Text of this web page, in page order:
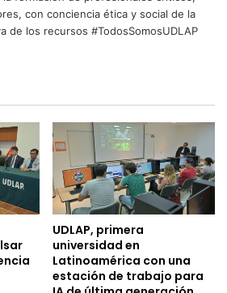
con conciencia ética y social de la
de los recursos #TodosSomosUDLAP
UDLAP, primera
universidad en
Latinoamérica con una
estación de trabajo para